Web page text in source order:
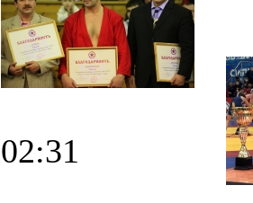
02:31